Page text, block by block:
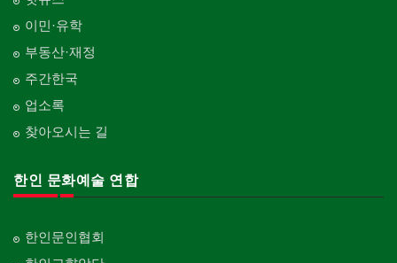
이민·유학
부동산·재정
주간한국
업소록
찾아오시는 길
한인 문화예술 연합
한인문인협회